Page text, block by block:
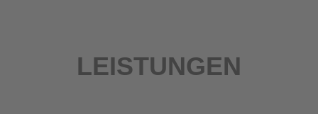
LEISTUNGEN